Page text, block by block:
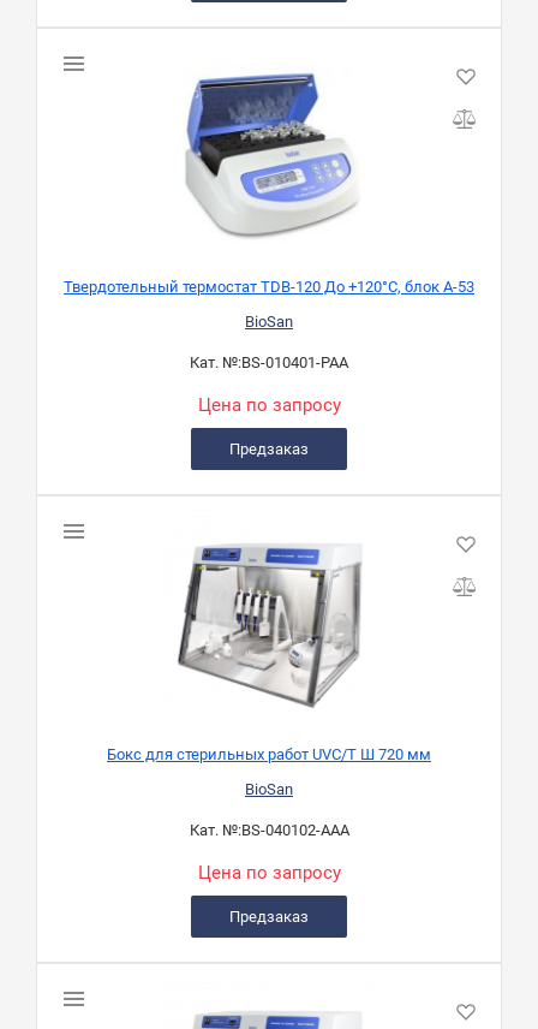
Твердотельный термостат TDB-120 До +120°C, блок А-53
BioSan
Кат. №:BS-010401-PAA
Цена по запросу
Предзаказ
Бокс для стерильных работ UVC/T Ш 720 мм
BioSan
Кат. №:BS-040102-AAA
Цена по запросу
Предзаказ